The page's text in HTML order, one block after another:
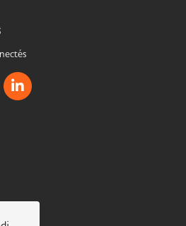
de Handistrib
Page Twitter de Handistrib